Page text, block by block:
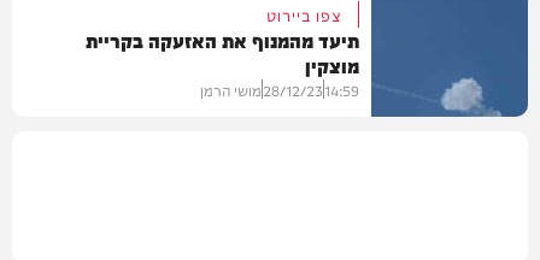
צפו ביירוט
תיעד מהמנוף את האזעקה בקריית
מוצקין
14:59
28/12/23מושי הרמן